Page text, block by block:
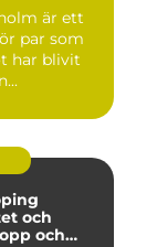
är ett
par som
har blivit
och
och